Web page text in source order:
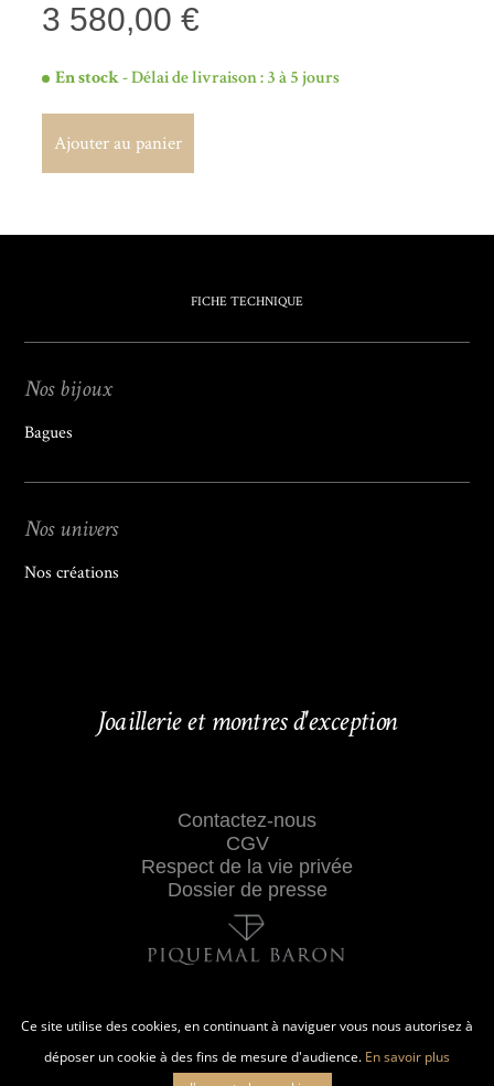
3 580,00 €
En stock- Délai de livraison : 3 à 5 jours
Ajouter au panier
Ajouter au panier
FICHE TECHNIQUE
Nos bijoux
Bagues
Nos univers
Nos créations
Joaillerie et montres d'exception
Contactez-nous
CGV
Respect de la vie privée
Dossier de presse
Ce site utilise des cookies, en continuant à naviguer vous nous autorisez à
déposer un cookie à des fins de mesure d'audience. En savoir plus